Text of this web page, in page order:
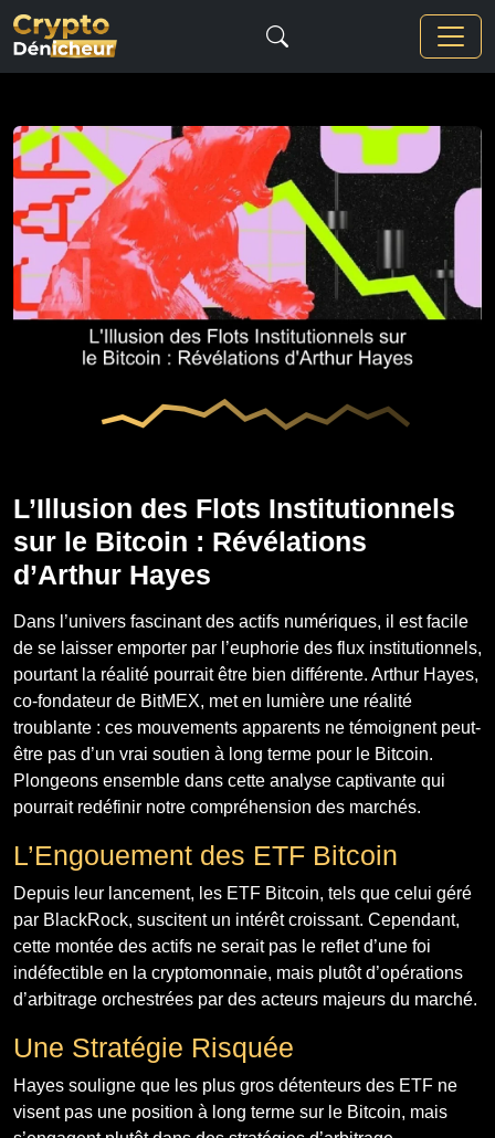
L’Illusion des Flots Institutionnels
sur le Bitcoin : Révélations
d’Arthur Hayes
Dans l’univers fascinant des actifs numériques, il est facile
de se laisser emporter par l’euphorie des flux institutionnels,
pourtant la réalité pourrait être bien différente. Arthur Hayes,
co-fondateur de BitMEX, met en lumière une réalité
troublante : ces mouvements apparents ne témoignent peut-
être pas d’un vrai soutien à long terme pour le Bitcoin.
Plongeons ensemble dans cette analyse captivante qui
pourrait redéfinir notre compréhension des marchés.
L’Engouement des ETF Bitcoin
Depuis leur lancement, les ETF Bitcoin, tels que celui géré
par BlackRock, suscitent un intérêt croissant. Cependant,
cette montée des actifs ne serait pas le reflet d’une foi
indéfectible en la cryptomonnaie, mais plutôt d’opérations
d’arbitrage orchestrées par des acteurs majeurs du marché.
Une Stratégie Risquée
Hayes souligne que les plus gros détenteurs des ETF ne
visent pas une position à long terme sur le Bitcoin, mais